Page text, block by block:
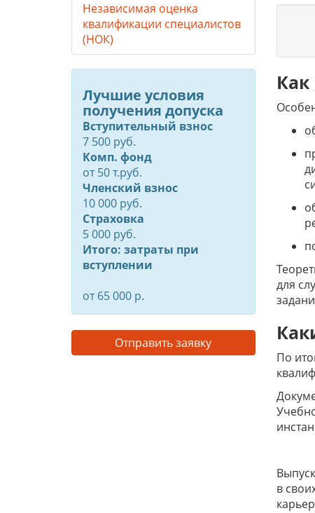
для
По
в
Независимая оценка
квалификации специалистов
(НОК)
Лучшие условия
получения допуска
Вступительный взнос
7 500 руб.
Комп. фонд
от50т.руб.
Членский взнос
10 000 руб.
Страховка
5 000 руб.
Итого: затраты при
вступлении
от 65 000 р.
Отправить заявку